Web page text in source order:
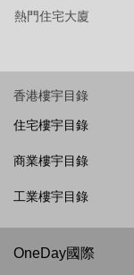
熱門住宅大廈
香港樓宇目錄
住宅樓宇目錄
商業樓宇目錄
工業樓宇目錄
OneDay國際